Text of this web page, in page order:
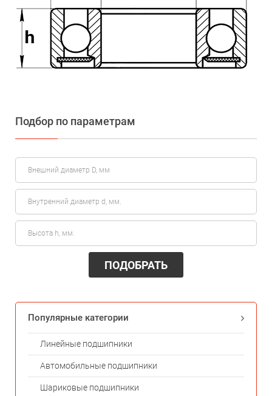
Подбор по параметрам
ПОДОБРАТЬ
Популярные категории
Линейные подшипники
Автомобильные подшипники
Шариковые подшипники